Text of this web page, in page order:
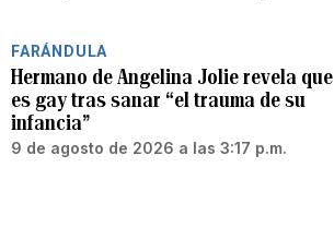
FARÁNDULA
Hermano de Angelina Jolie revela que
es gay tras sanar “el trauma de su
infancia”
9 de agosto de 2026 a las 3:17 p.m.